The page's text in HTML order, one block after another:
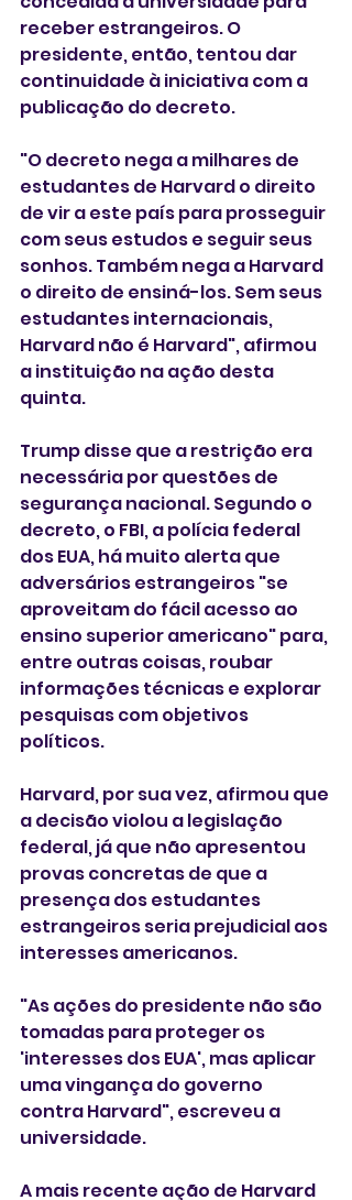
receber estrangeiros. O
presidente, então, tentou dar
continuidade à iniciativa com a
publicação do decreto.
"O decreto nega a milhares de
estudantes de Harvard o direito
de vir a este país para prosseguir
com seus estudos e seguir seus
sonhos. Também nega a Harvard
o direito de ensiná-los. Sem seus
estudantes internacionais,
Harvard não é Harvard", afirmou
a instituição na ação desta
quinta.
Trump disse que a restrição era
necessária por questões de
segurança nacional. Segundo o
decreto, o FBI, a polícia federal
dos EUA, há muito alerta que
adversários estrangeiros "se
aproveitam do fácil acesso ao
ensino superior americano" para,
entre outras coisas, roubar
informações técnicas e explorar
pesquisas com objetivos
políticos.
Harvard, por sua vez, afirmou que
a decisão violou a legislação
federal, já que não apresentou
provas concretas de que a
presença dos estudantes
estrangeiros seria prejudicial aos
interesses americanos.
"As ações do presidente não são
tomadas para proteger os
'interesses dos EUA', mas aplicar
uma vingança do governo
contra Harvard", escreveu a
universidade.
A mais recente ação de Harvard